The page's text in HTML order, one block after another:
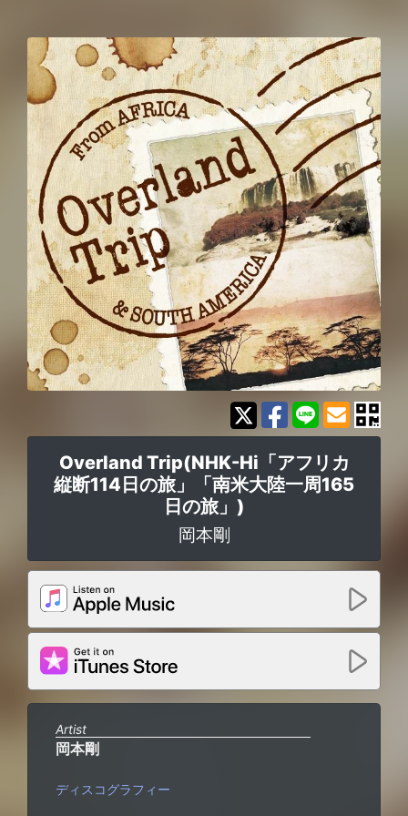
Overland Trip(NHK-Hi「アフリカ
縦断114日の旅」「南米大陸一周165
日の旅」)
岡本剛
Artist
岡本剛
ディスコグラフィー